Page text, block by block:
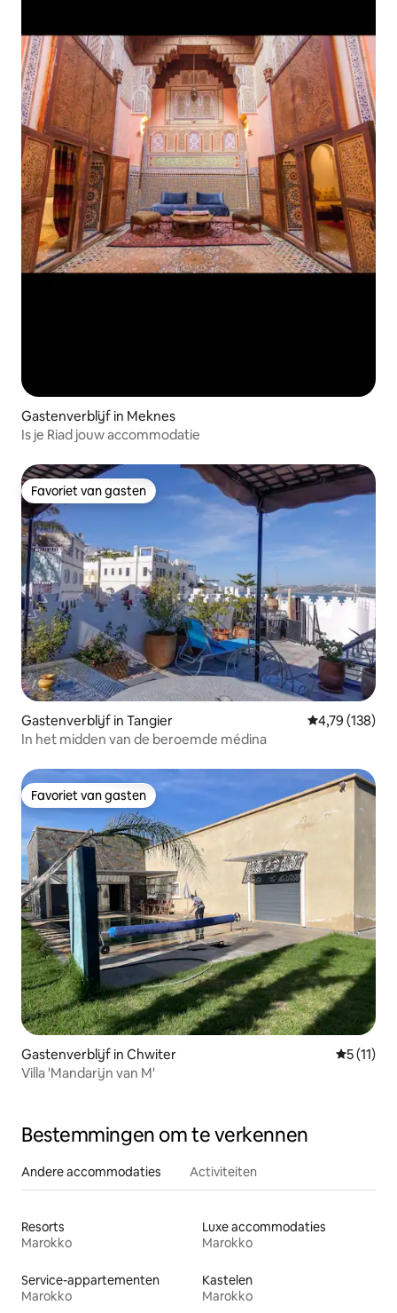
Gastenverblijf in Meknes
Is je Riad jouw accommodatie
Favoriet van gasten
Favoriet van gasten
Gastenverblijf in Tangier Gemiddelde
4,79 (138)
In het midden van de beroemde médina
Favoriet van gasten
Favoriet van gasten
Gastenverblijf in Chwiter
5 (11)
Villa 'Mandarijn van M'
Bestemmingen om te verkennen
Andere accommodaties Activiteiten
Resorts
Marokko
Luxe accommodaties
Marokko
Service-appartementen
Marokko
Kastelen
Marokko